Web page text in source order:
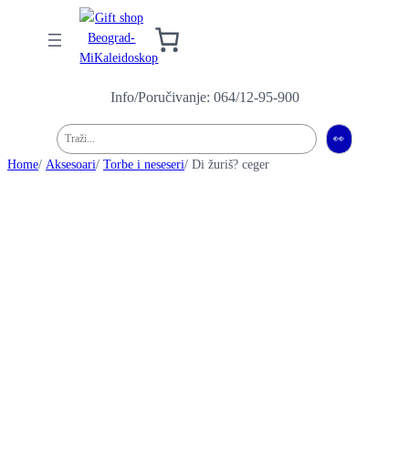
Info/Poručivanje: 064/12-95-900
Pretraga 👀
Home/ Aksesoari/ Torbe i neseseri/ Di žuriš? ceger